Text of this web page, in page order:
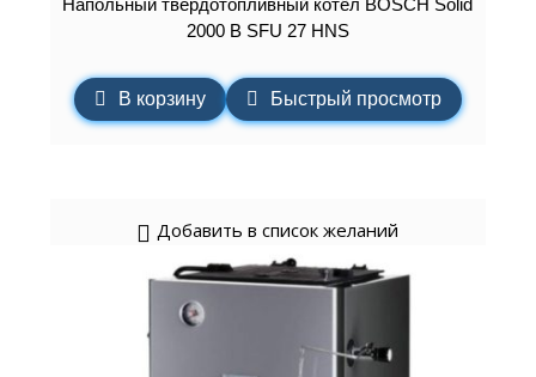
Напольный твердотопливный котёл BOSCH Solid
2000 B SFU 27 HNS
В корзину Быстрый просмотр
Добавить в список желаний